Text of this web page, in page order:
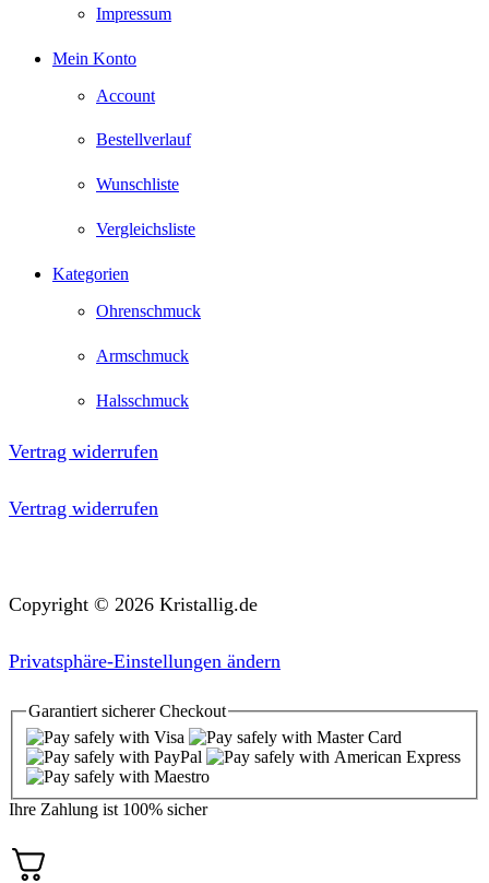
Impressum
Mein Konto
Account
Bestellverlauf
Wunschliste
Vergleichsliste
Kategorien
Ohrenschmuck
Armschmuck
Halsschmuck
Vertrag widerrufen
Vertrag widerrufen
Copyright © 2026 Kristallig.de
Privatsphäre-Einstellungen ändern
Garantiert sichererCheckout
Ihre Zahlung ist 100% sicher